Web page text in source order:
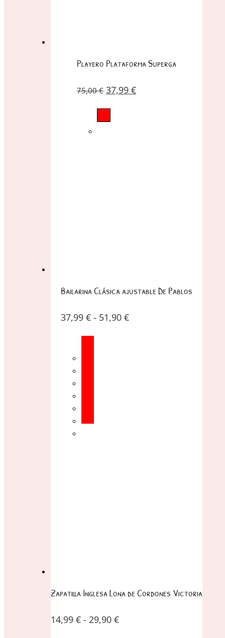
Playero Plataforma Superga
75,00€ 37,99 €
Bailarina Clásica ajustable De Pablos
37,99 € - 51,90 €
Zapatilla Inglesa Lona de Cordones Victoria
14,99 € - 29,90 €